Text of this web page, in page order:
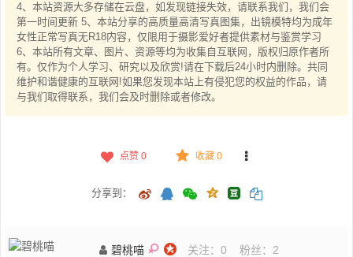
4、本站资源大多存储在云盘，如发现链接失效，请联系我们，我们会
第一时间更新 5、本站分享的高质量高清写真图集，出镜模特均为成年
女性正常写真无R18内容，仅限用于摄影爱好者提供素材与鉴赏学习
6、本站所有文章、图片、资源等均为收集自互联网，版权归原作者所
有。仅作为个人学习、研究以及欣赏!请在下载后24小时内删除。共同
维护和谐健康的互联网!如果您发现本站上有侵犯您的权益的作品，请
与我们取得联系，我们会及时删除或者修改。
点赞 0 收藏 0
分享到：
碧桃喵 关注： 0 粉丝： 2